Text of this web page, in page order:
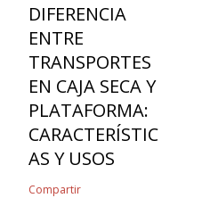
DIFERENCIA
ENTRE
TRANSPORTES
EN CAJA SECA Y
PLATAFORMA:
CARACTERÍSTIC
AS Y USOS
Compartir